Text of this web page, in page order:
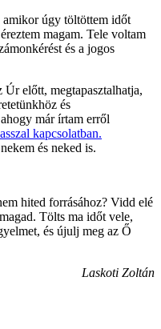
amikor úgy töltöttem időt
magam. Tele voltam
és a jogos
előtt, megtapasztalhatja,
és
már írtam erről
kapcsolatban.
és neked is.
hited forrásához? Vidd elé
Tölts ma időt vele,
és újulj meg az Ő
Laskoti Zoltán